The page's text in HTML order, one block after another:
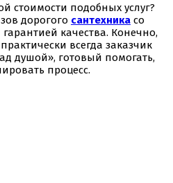
стоимости подобных услуг?
дорогого сантехника со
качества. Конечно,
всегда заказчик
душой», готовый помогать,
процесс.